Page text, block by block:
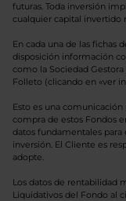
futuras. Toda inversión
cualquier capital invertido
En cada una de las fichas
disposición información
como la Sociedad
Folleto (clicando en «ver
Esto es una
compra de estos Fondos
datos fundamentales
inversión. El Cliente es
adopte.
Los datos de rentabilidad
Liquidativos del Fondo al